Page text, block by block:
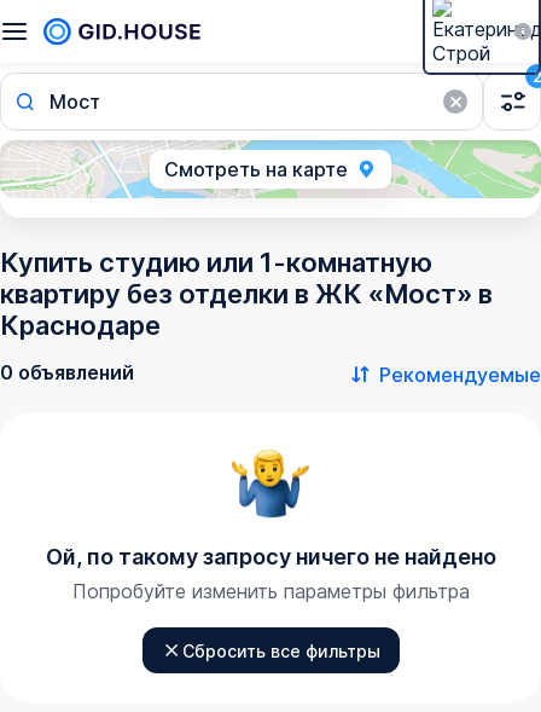
Мост
2
Смотреть на карте
Купить студию или 1-комнатную
квартиру без отделки в ЖК «Мост» в
Краснодаре
0 объявлений Рекомендуемые
Ой, по такому запросу ничего не найдено
Попробуйте изменить параметры фильтра
Сбросить все фильтры